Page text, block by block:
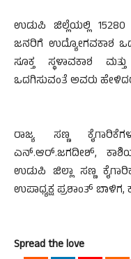
ಉಡುಪಿ ಜಿಲ್ಲೆಯಲ್ಲಿ 15280
ಜನರಿಗೆ ಉದ್ಯೋಗವಕಾಶ
ಸೂಕ್ತ ಸ್ಥಳಾವಕಾಶ
ಒದಗಿಸುವಂತೆ ಅವರು
ರಾಜ್ಯ ಸಣ್ಣ
ಎನ್.ಆರ್.ಜಗದೀಶ್,
ಉಡುಪಿ ಜಿಲ್ಲಾ ಸಣ್ಣ
ಉಪಾಧ್ಯಕ್ಷ ಪ್ರಶಾಂತ್
Spread the love